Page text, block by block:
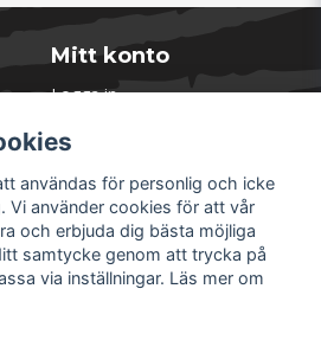
Mitt konto
Logga in
Glömt lösenord?
användas för personlig och icke
Vi använder cookies för att vår
och erbjuda dig bästa möjliga
samtycke genom att trycka på
via inställningar. Läs mer om